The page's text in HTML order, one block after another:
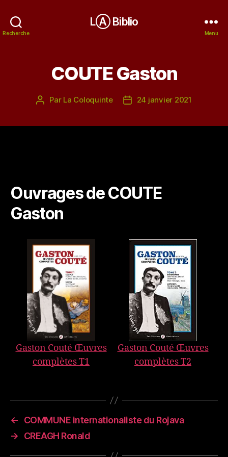
Recherche
LⒶ Biblio
Menu
COUTE Gaston
Auteur
Par La Coloquinte
Date24 janvier 2021
Ouvrages de COUTE
Gaston
Gaston Couté Œuvres
complètes T1
Gaston Couté Œuvres
complètes T2
←
COMMUNE internationaliste du Rojava
→
CREAGH Ronald